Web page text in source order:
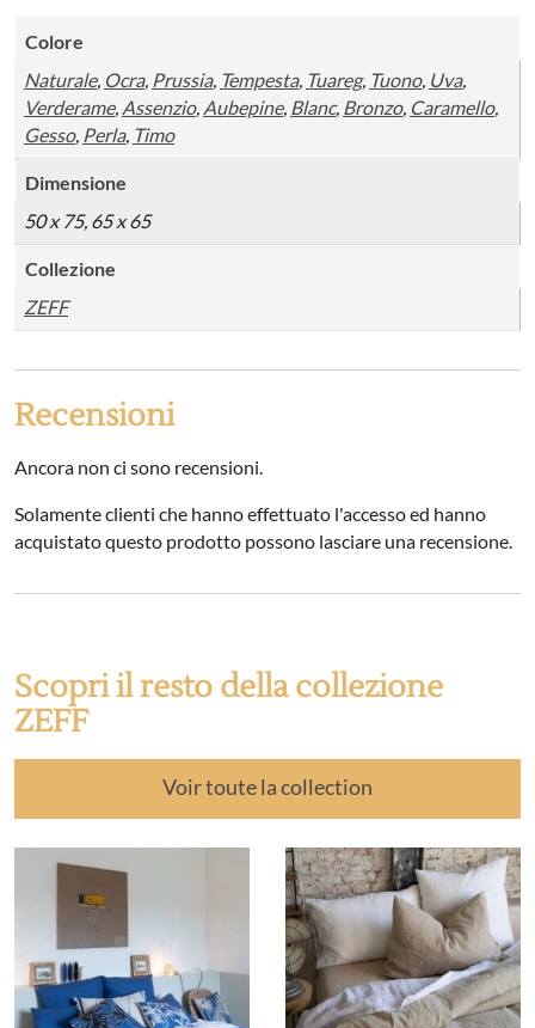
Colore
Naturale, Ocra, Prussia, Tempesta, Tuareg, Tuono, Uva,
Verderame, Assenzio, Aubepine, Blanc, Bronzo, Caramello,
Gesso, Perla, Timo
Dimensione
50 x 75, 65 x 65
Collezione
ZEFF
Recensioni
Ancora non ci sono recensioni.
Solamente clienti che hanno effettuato l'accesso ed hanno
acquistato questo prodotto possono lasciare una recensione.
Scopri il resto della collezione
ZEFF
Voir toute la collection